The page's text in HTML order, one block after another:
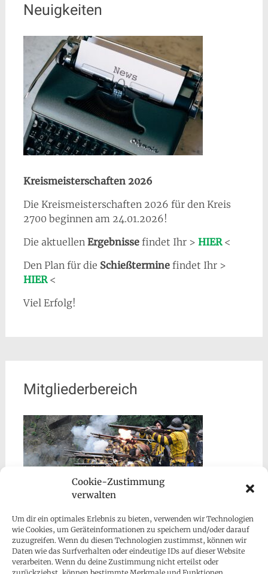
Cookie-Zustimmung
verwalten
Um dir ein optimales Erlebnis zu bieten, verwenden wir Technologien
wie Cookies, um Geräteinformationen zu speichern und/oder darauf
zuzugreifen. Wenn du diesen Technologien zustimmst, können wir
Daten wie das Surfverhalten oder eindeutige IDs auf dieser Website
verarbeiten. Wenn du deine Zustimmung nicht erteilst oder
Neuigkeiten
Kreismeisterschaften 2026
Die Kreismeisterschaften 2026 für den Kreis
2700 beginnen am 24.01.2026!
Die aktuellen Ergebnissefindet Ihr > HIER<
Den Plan für die Schießterminefindet Ihr >
HIER<
Viel Erfolg!
Mitgliederbereich